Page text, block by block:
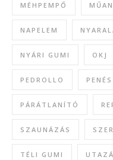
MÉHPEMPŐ
NAPELEM
NYÁRI GUMI OKJ
PEDROLLO
PÁRÁTLANÍTÓ
SZAUNÁZÁS
TÉLI GUMI